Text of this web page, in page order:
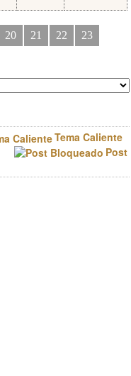
20 21 22
23
Tema Caliente
Post